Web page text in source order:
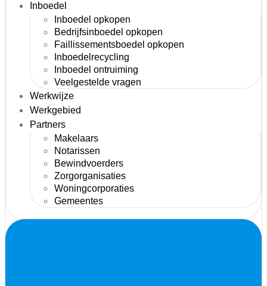
Inboedel
Inboedel opkopen
Bedrijfsinboedel opkopen
Faillissementsboedel opkopen
Inboedelrecycling
Inboedel ontruiming
Veelgestelde vragen
Werkwijze
Werkgebied
Partners
Makelaars
Notarissen
Bewindvoerders
Zorgorganisaties
Woningcorporaties
Gemeentes